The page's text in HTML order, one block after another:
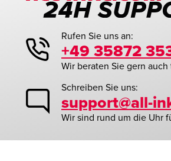
Rufen Sie uns an:
+49 35872
Wir beraten Sie gern
Schreiben Sie uns:
support@all-
Wir sind rund um die Uhr